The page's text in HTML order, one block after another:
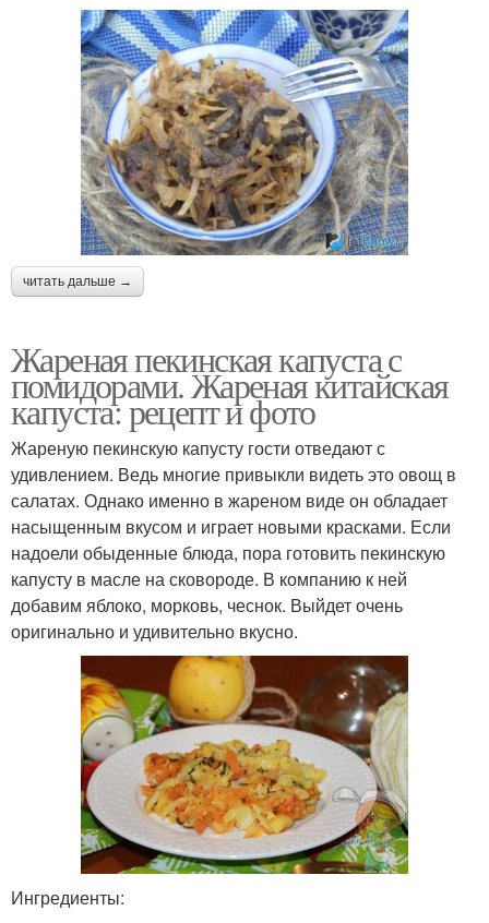
читать дальше →
Жареная пекинская капуста с
помидорами. Жареная китайская
капуста: рецепт и фото
Жареную пекинскую капусту гости отведают с
удивлением. Ведь многие привыкли видеть это овощ в
салатах. Однако именно в жареном виде он обладает
насыщенным вкусом и играет новыми красками. Если
надоели обыденные блюда, пора готовить пекинскую
капусту в масле на сковороде. В компанию к ней
добавим яблоко, морковь, чеснок. Выйдет очень
оригинально и удивительно вкусно.
Ингредиенты: